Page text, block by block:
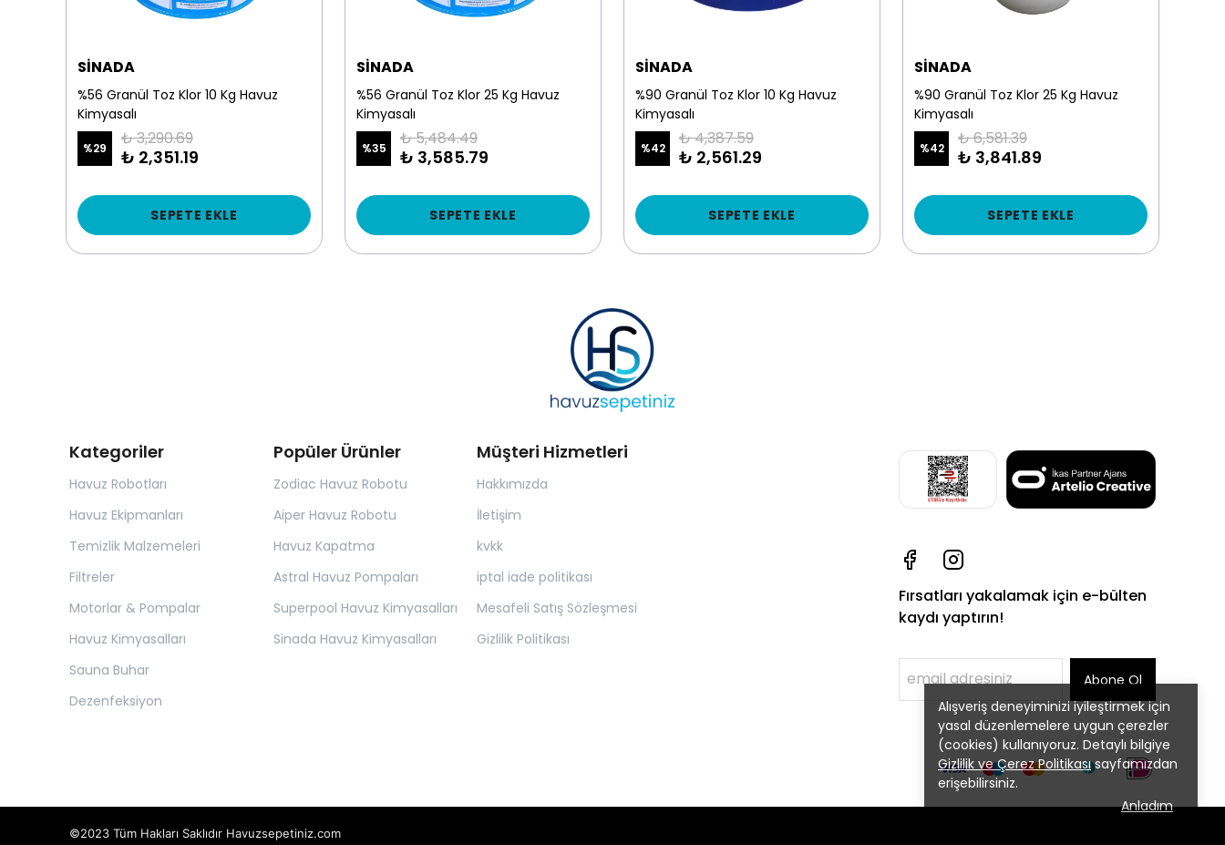
Alışveriş deneyiminizi iyileştirmek için
yasal düzenlemelere uygun çerezler
(cookies) kullanıyoruz. Detaylı bilgiye
Gizlilik ve Çerez Politikasısayfamızdan
erişebilirsiniz.
Anladım
SİNADA
%56 Granül Toz Klor 10 Kg Havuz
Kimyasalı
%29 ₺ 3,290.69
₺ 2,351.19
SEPETE EKLE
SİNADA
%56 Granül Toz Klor 25 Kg Havuz
Kimyasalı
%35 ₺ 5,484.49
₺ 3,585.79
SEPETE EKLE
SİNADA
%90 Granül Toz Klor 10 Kg Havuz
Kimyasalı
%42 ₺ 4,387.59
₺ 2,561.29
SEPETE EKLE
SİNADA
%90 Granül Toz Klor 25 Kg Havuz
Kimyasalı
%42 ₺ 6,581.39
₺ 3,841.89
SEPETE EKLE
Kategoriler
Havuz Robotları
Havuz Ekipmanları
Temizlik Malzemeleri
Filtreler
Motorlar & Pompalar
Havuz Kimyasalları
Sauna Buhar
Dezenfeksiyon
Popüler Ürünler
Zodiac Havuz Robotu
Aiper Havuz Robotu
Havuz Kapatma
Astral Havuz Pompaları
Superpool Havuz Kimyasalları
Sinada Havuz Kimyasalları
Müşteri Hizmetleri
Hakkımızda
İletişim
kvkk
iptal iade politikası
Mesafeli Satış Sözleşmesi
Gizlilik Politikası
Fırsatları yakalamak için e-bülten
kaydı yaptırın!
Abone Ol
©2023 Tüm Hakları Saklıdır Havuzsepetiniz.com